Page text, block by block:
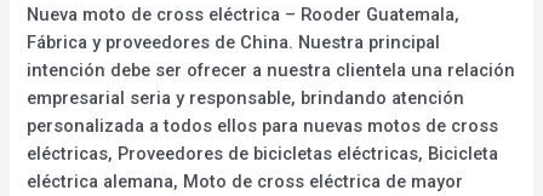
Nueva moto de cross eléctrica – Rooder Guatemala,
Fábrica y proveedores de China. Nuestra principal
intención debe ser ofrecer a nuestra clientela una relación
empresarial seria y responsable, brindando atención
personalizada a todos ellos para nuevas motos de cross
eléctricas, Proveedores de bicicletas eléctricas, Bicicleta
eléctrica alemana, Moto de cross eléctrica de mayor